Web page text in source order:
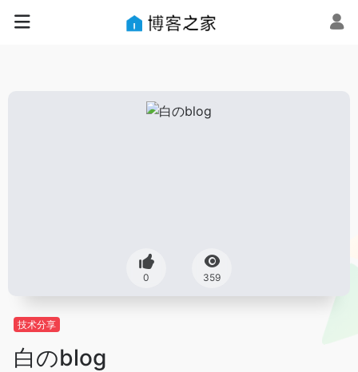
0 359
技术分享
白のblog